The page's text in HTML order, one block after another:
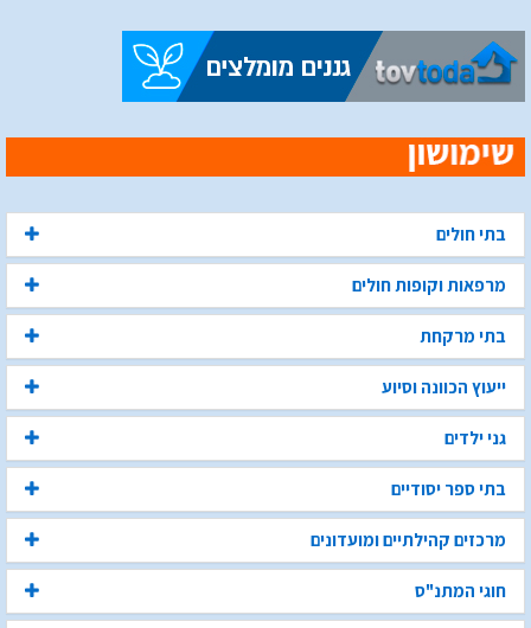
בתי חולים
מרפאות וקופות חולים
בתי מרקחת
ייעוץ הכוונה וסיוע
גני ילדים
בתי ספר יסודיים
מרכזים קהילתיים ומועדונים
חוגי המתנ"ס